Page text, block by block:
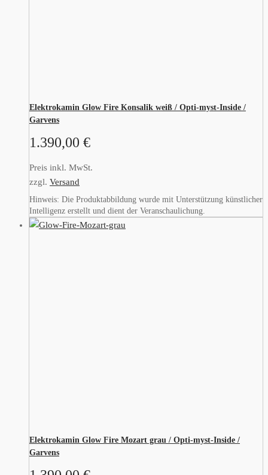
Elektrokamin Glow Fire Konsalik weiß / Opti-myst-Inside /
Garvens
1.390,00 €
Preis inkl. MwSt.
zzgl. Versand
Hinweis: Die Produktabbildung wurde mit Unterstützung künstlicher
Intelligenz erstellt und dient der Veranschaulichung.
Elektrokamin Glow Fire Mozart grau / Opti-myst-Inside /
Garvens